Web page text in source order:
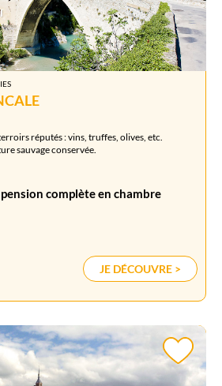
réputés : vins, truffes, olives, etc.
sauvage conservée.
complète en chambre
JE DÉCOUVRE >